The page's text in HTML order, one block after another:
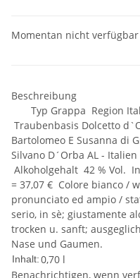
Momentan nicht verfügbar
Beschreibung
Typ Grappa Region
Traubenbasis Dolcetto
Bartolomeo E Susanna di
Silvano D´Orba AL -
Alkoholgehalt 42 % Vol.
= 37,07 € Colore bianco /
pronunciato ed ampio /
serio, in sè; giustamente
trocken u. sanft;
Nase und Gaumen.
Inhalt:0,70 l
Benachrichtigen, wenn